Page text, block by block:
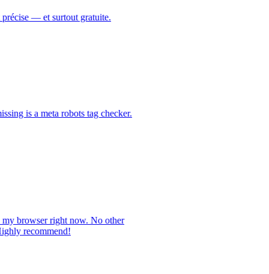
précise — et surtout gratuite.
is a meta robots tag checker.
my browser right now. No other
recommend!